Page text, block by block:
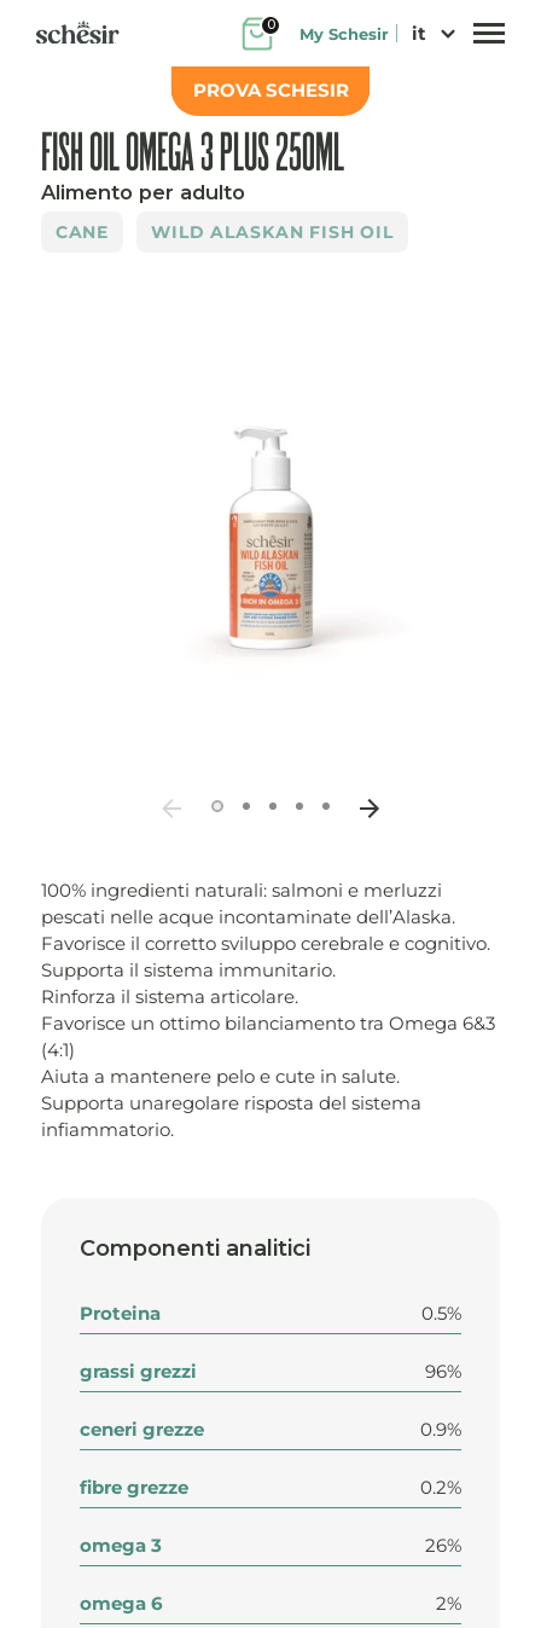
0 My Schesir it
PROVA SCHESIR
FISH OIL OMEGA 3 PLUS 250ML
Alimento per adulto
CANE WILD ALASKAN FISH OIL
100% ingredienti naturali: salmoni e merluzzi
pescati nelle acque incontaminate dell’Alaska.
Favorisce il corretto sviluppo cerebrale e cognitivo.
Supporta il sistema immunitario.
Rinforza il sistema articolare.
Favorisce un ottimo bilanciamento tra Omega 6&3
(4:1)
Aiuta a mantenere pelo e cute in salute.
Supporta unaregolare risposta del sistema
infiammatorio.
Componenti analitici
Proteina 0.5%
grassi grezzi 96%
ceneri grezze 0.9%
fibre grezze 0.2%
omega 3 26%
omega 6 2%